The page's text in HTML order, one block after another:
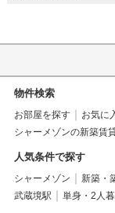
物件検索
お部屋を探す お気に
シャーメゾンの新築賃
人気条件で探す
シャーメゾン 新築・
武蔵境駅
単身・2人